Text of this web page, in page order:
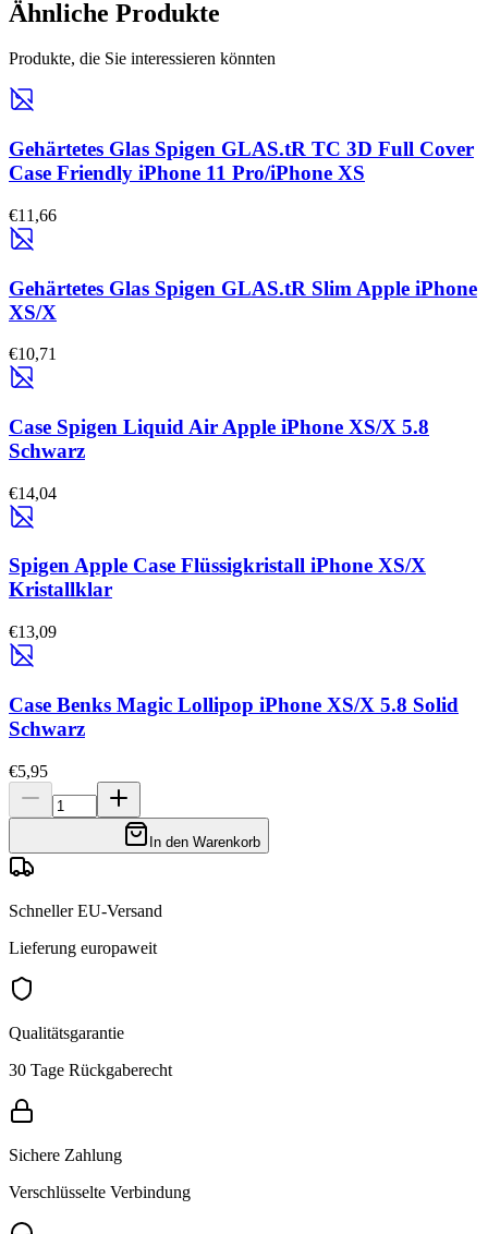
Ähnliche Produkte
Produkte, die Sie interessieren könnten
Gehärtetes Glas Spigen GLAS.tR TC 3D Full Cover
Case Friendly iPhone 11 Pro/iPhone XS
€11,66
Gehärtetes Glas Spigen GLAS.tR Slim Apple iPhone
XS/X
€10,71
Case Spigen Liquid Air Apple iPhone XS/X 5.8
Schwarz
€14,04
Spigen Apple Case Flüssigkristall iPhone XS/X
Kristallklar
€13,09
Case Benks Magic Lollipop iPhone XS/X 5.8 Solid
Schwarz
€5,95
In den Warenkorb
Schneller EU-Versand
Lieferung europaweit
Qualitätsgarantie
30 Tage Rückgaberecht
Sichere Zahlung
Verschlüsselte Verbindung